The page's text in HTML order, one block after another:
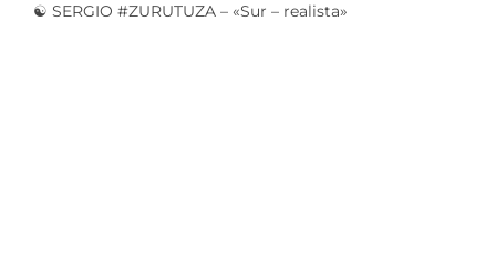
☯️ SERGIO #ZURUTUZA – «Sur – realista»